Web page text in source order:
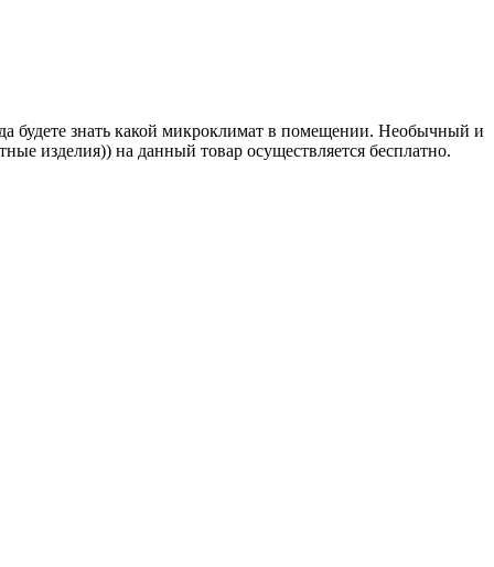
будете знать какой микроклимат в помещении. Необычный и
изделия)) на данный товар осуществляется бесплатно.